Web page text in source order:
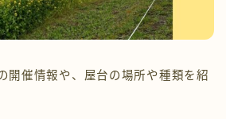
開催情報や、屋台の場所や種類を紹